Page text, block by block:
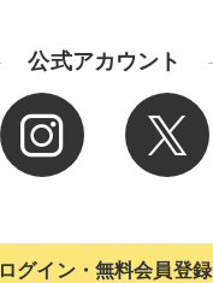
公式アカウント
ログイン・無料会員登録